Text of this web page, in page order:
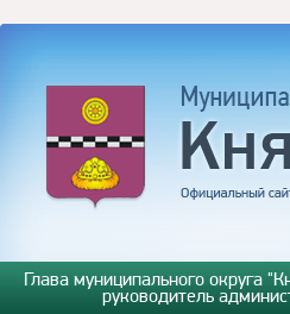
Глава муниципального округа
руководитель